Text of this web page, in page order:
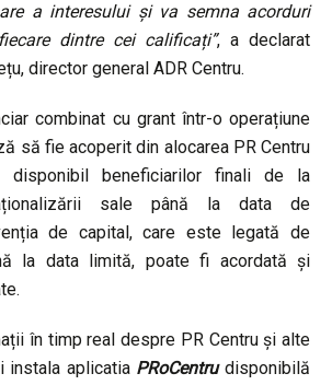
a interesului și va semna acorduri
dintre cei calificați”, a declarat
director general ADR Centru.
combinat cu grant într-o operațiune
să fie acoperit din alocarea PR Centru
disponibil beneficiarilor finali de la
sale până la data de
de capital, care este legată de
la data limită, poate fi acordată și
în timp real despre PR Centru și alte
instala aplicatia PRoCentrudisponibilă